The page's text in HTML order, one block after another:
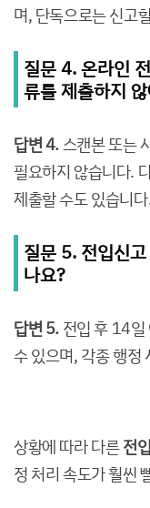
며, 단독으로는 신고
질문 4. 온라인
류를 제출하지
답변 4.스캔본 또는
필요하지 않습니다.
제출할 수도 있습니
질문 5. 전입신
나요?
답변 5. 전입 후 14일
수 있으며, 각종 행정
상황에 따라 다른전
정 처리 속도가 훨씬